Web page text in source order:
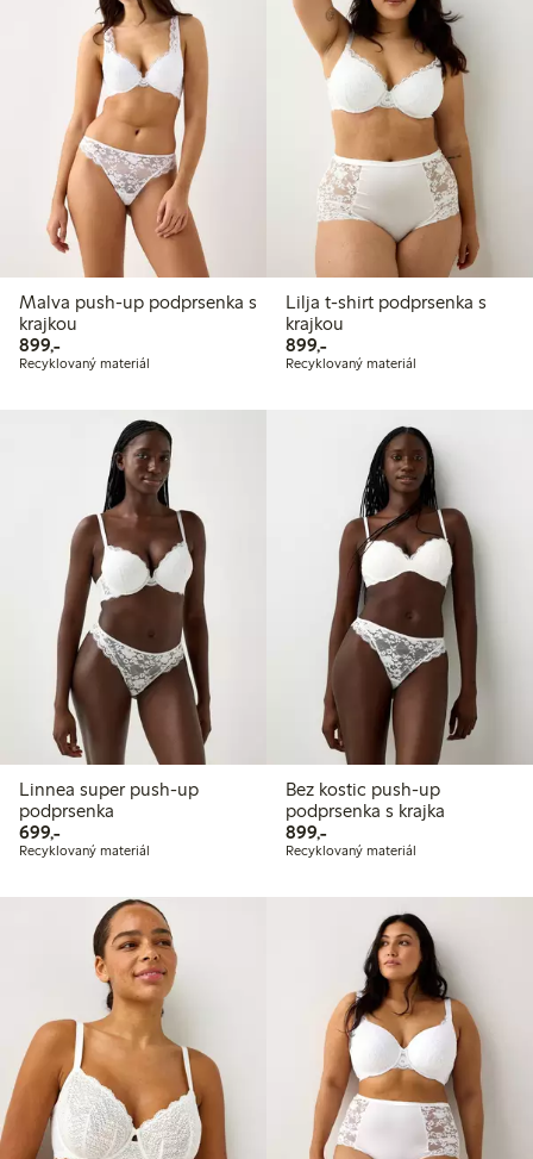
Malva push-up podprsenka s
krajkou
899,-899,00 Kč
Recyklovaný materiál
Lilja t-shirt podprsenka s
krajkou
899,-899,00 Kč
Recyklovaný materiál
Linnea super push-up
podprsenka
699,-699,00 Kč
Recyklovaný materiál
Bez kostic push-up
podprsenka s krajka
899,-899,00 Kč
Recyklovaný materiál